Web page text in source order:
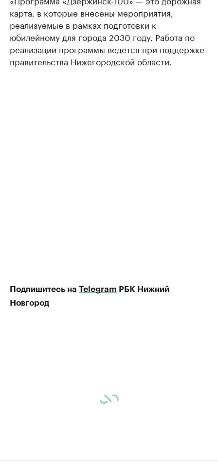
карта, в которые внесены мероприятия,
реализуемые в рамках подготовки к
юбилейному для города 2030 году. Работа по
реализации программы ведется при поддержке
правительства Нижегородской области.
Подпишитесь на Telegram РБК Нижний
Новгород